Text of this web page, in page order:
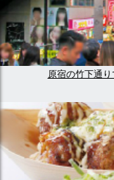
原宿の竹下通